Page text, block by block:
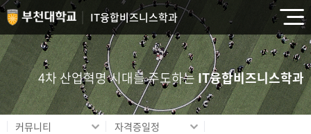
IT융합비즈니스학과
4차 산업혁명 시대를 주도하는IT융합비즈니스학과
커뮤니티 자격증일정